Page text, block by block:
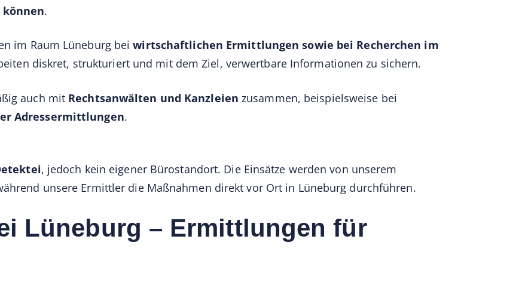
.
im Raum Lüneburg beiwirtschaftlichen Ermittlungen sowie bei Recherchen im
diskret, strukturiert und mit dem Ziel, verwertbare Informationen zu sichern.
auch mit Rechtsanwälten und Kanzleien zusammen, beispielsweise bei
Adressermittlungen.
, jedoch kein eigener Bürostandort. Die Einsätze werden von unserem
unsere Ermittler die Maßnahmen direkt vor Ort in Lüneburg durchführen.
Lüneburg – Ermittlungen für